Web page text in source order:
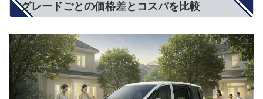
グレードごとの価格差とコスパを比較